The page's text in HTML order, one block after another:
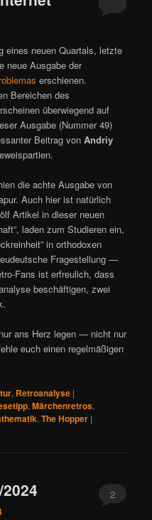
eines neuen Quartals, letzte
neue Ausgabe der
erschienen.
Bereichen des
überwiegend auf
Ausgabe (Nummer 49)
Beitrag vonAndriy
die achte Ausgabe von
Auch hier ist natürlich
Artikel in dieser neuen
laden zum Studieren ein,
in orthodoxen
Fragestellung —
Fans ist erfreulich, dass
beschäftigen, zwei
ans Herz legen — nicht nur
euch einen regelmäßigen
, Retroanalyse |
,Märchenretros,
,The Hopper |
2